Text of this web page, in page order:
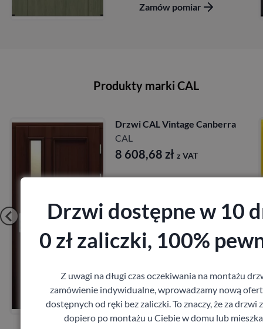
Zamów pomiar
Produkty marki CAL
Drzwi CAL Vintage
10 589,40
Zobacz
Zamów pomiar
Drzwi dostępne w 10
0 zł zaliczki, 100%
Z uwagi na długi czas oczekiwania na montażu
zamówienie indywidualne, wprowadzamy nową
dostępnych od ręki bez zaliczki. To znaczy, że za drzwi
dopiero po montażu u Ciebie w domu lub